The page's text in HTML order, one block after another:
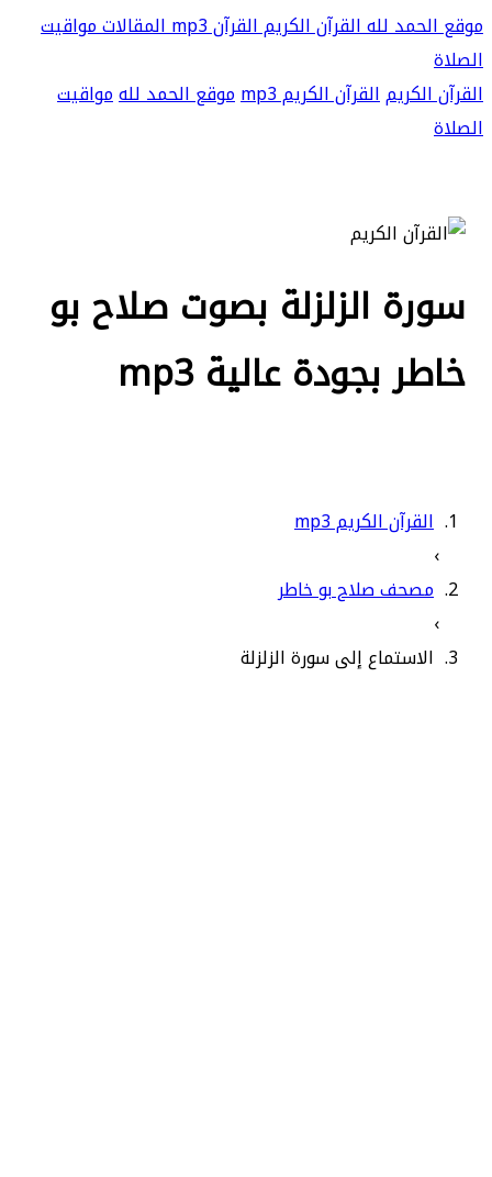
موقع الحمد للهالقرآن الكريمالقرآن mp3 المقالاتمواقيت
الصلاة
القرآن الكريمالقرآن الكريم mp3 موقع الحمد للهمواقيت
الصلاة
سورة الزلزلة بصوت صلاح بو
خاطر بجودة عالية mp3
القرآن الكريم mp3
›
مصحف صلاح بو خاطر
›
الاستماع إلى سورة الزلزلة